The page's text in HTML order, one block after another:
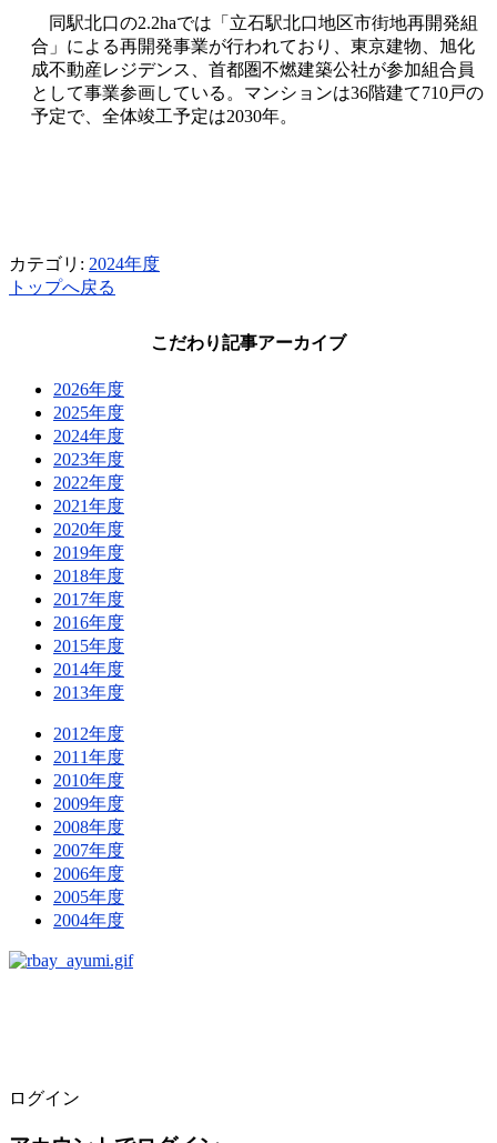
同駅北口の2.2haでは「立石駅北口地区市街地再開発組
合」による再開発事業が行われており、東京建物、旭化
成不動産レジデンス、首都圏不燃建築公社が参加組合員
として事業参画している。マンションは36階建て710戸の
予定で、全体竣工予定は2030年。
カテゴリ: 2024年度
トップへ戻る
こだわり記事アーカイブ
2026年度
2025年度
2024年度
2023年度
2022年度
2021年度
2020年度
2019年度
2018年度
2017年度
2016年度
2015年度
2014年度
2013年度
2012年度
2011年度
2010年度
2009年度
2008年度
2007年度
2006年度
2005年度
2004年度
ログイン